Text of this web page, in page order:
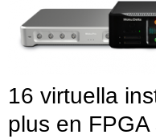
16 virtuella
plus en